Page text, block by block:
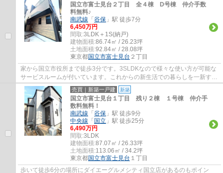
国立市富士見台２丁目 全４棟 D号棟 仲介手数
料無料♪
南武線 「 谷保 」駅 徒歩7分
6,450万円
間取:3LDK＋1S(納戸)
建物面積:86.74㎡ / 26.23坪
土地面積:92.84㎡ / 28.08坪
東京都国立市富士見台 ２丁目
家から国立市役所まで徒歩3分です。3SLDKなので様々な使い方が可能な
サービスルームが付いています。これからの新生活での暮らしを一新する
ために、新築戸建てはいかがでしょうか。不...
売買｜新築一戸建 新築
国立市富士見台１丁目 残り２棟 １号棟 仲介手
数料無料！
南武線 「 谷保 」駅 徒歩9分
中央線 「 国立 」駅 徒歩25分
6,490万円
間取:3LDK
建物面積:87.07㎡ / 26.33坪
土地面積:113.06㎡ / 34.2坪
東京都国立市富士見台 １丁目
歩いて徒歩6分の場所にダイエーグルメシティ国立店があるのもポイン